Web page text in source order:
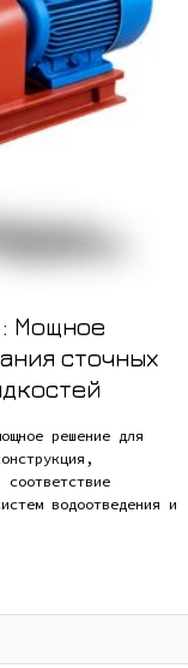
Мощное
сточных
решение для
водоотведения и